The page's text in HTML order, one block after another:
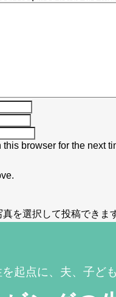
browser for the next
を選択して投稿でき
起点に、夫、子ど